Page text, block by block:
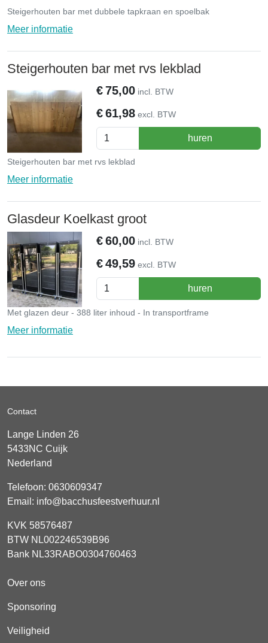
Steigerhouten bar met dubbele tapkraan en spoelbak
Meer informatie
Steigerhouten bar met rvs lekblad
€75,00 incl. BTW
€61,98 excl. BTW
huren
Steigerhouten bar met rvs lekblad
Meer informatie
Glasdeur Koelkast groot
€60,00 incl. BTW
€49,59 excl. BTW
huren
Met glazen deur - 388 liter inhoud - In transportframe
Meer informatie
Contact
Lange Linden 26
5433NC Cuijk
Nederland
Telefoon: 0630609347
Email: info@bacchusfeestverhuur.nl
KVK 58576487
BTW NL002246539B96
Bank NL33RABO0304760463
Over ons
Sponsoring
Veiligheid